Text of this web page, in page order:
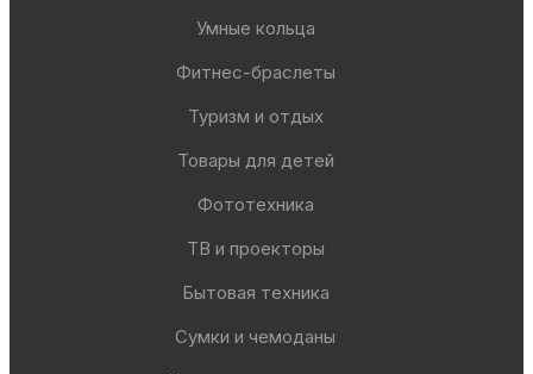
Умные кольца
Фитнес-браслеты
Туризм и отдых
Товары для детей
Фототехника
ТВ и проекторы
Бытовая техника
Сумки и чемоданы